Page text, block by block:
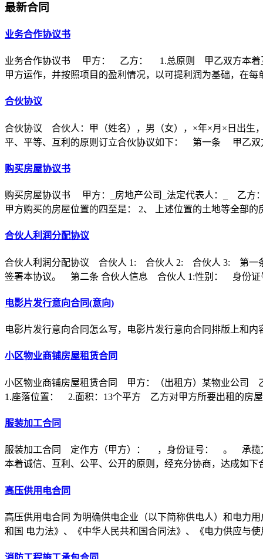
最新合同
业务合作协议书
业务合作协议书 甲方： 乙方： 1.总原则 甲乙双方本着互
甲方运作，并按照项目的盈利情况，以可提利润为基础，在每
合伙协议
合伙协议 合伙人：甲（姓名），男（女），×年×月×日出
平、平等、互利的原则订立合伙协议如下： 第一条 甲乙双
购买房屋协议书
购买房屋协议书 甲方：_房地产公司_法定代表人：_ 乙方
甲方购买的房屋位置的四至是： 2、 上述位置的土地等全部的
合伙人利润分配协议
合伙人利润分配协议 合伙人 1: 合伙人 2: 合伙人 3: 第一条
签署本协议。 第二条 合伙人信息 合伙人 1:性别： 身份
电影片发行意向合同(意向)
电影片发行意向合同怎么写，电影片发行意向合同排版上和
小区物业商铺房屋租赁合同
小区物业商铺房屋租赁合同 甲方：（出租方）某物业公司
1.座落位置： 2.面积：13个平方 乙方对甲方所要出租的房
服装加工合同
服装加工合同 定作方（甲方）： ，身份证号： 。 承揽
本着诚信、互利、公平、公开的原则，经充分协商，达成如下
高压供用电合同
高压供用电合同 为明确供电企业（以下简称供电人）和电力
和国 电力法》、《中华人民共和国合同法》、《电力供应与